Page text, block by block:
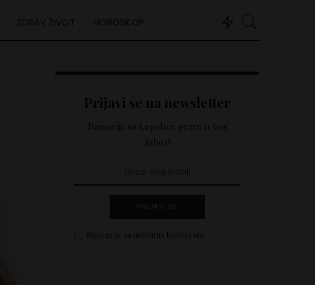
ZDRAV ŽIVOT HOROSKOP
Prijavi se na newsletter
Najnovije sa Lepotice pravo u tvoj
inbox!
Slažem se sa uslovima korišćenja